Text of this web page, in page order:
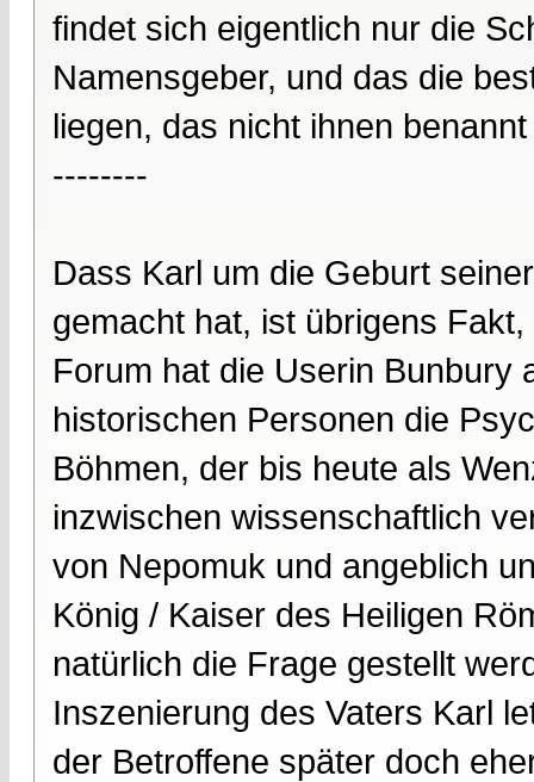
findet sich eigentlich nur die
Namensgeber, und das die
liegen, das nicht ihnen
--------
Dass Karl um die Geburt
gemacht hat, ist übrigens
Forum hat die Userin Bunbury
historischen Personen die
Böhmen, der bis heute als
inzwischen wissenschaftlich
von Nepomuk und angeblich
König / Kaiser des Heiligen
natürlich die Frage gestellt
Inszenierung des Vaters Karl
der Betroffene später doch